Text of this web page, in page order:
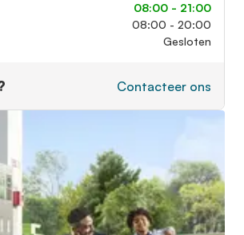
08:00 - 21:00
08:00 - 20:00
Gesloten
Contacteer ons